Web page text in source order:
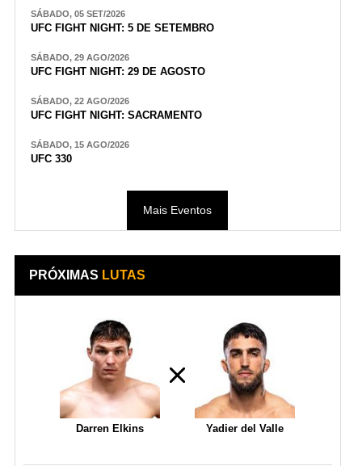
SÁBADO, 05 SET/2026
UFC FIGHT NIGHT: 5 DE SETEMBRO
SÁBADO, 29 AGO/2026
UFC FIGHT NIGHT: 29 DE AGOSTO
SÁBADO, 22 AGO/2026
UFC FIGHT NIGHT: SACRAMENTO
SÁBADO, 15 AGO/2026
UFC 330
Mais Eventos
PRÓXIMAS LUTAS
Darren Elkins Yadier del Valle